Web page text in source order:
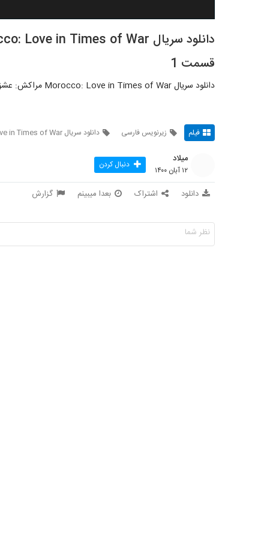
قسمت 1
دانلود سریال Morocco: Love in Times of War مراکش: عشق در دوران جنگ قسمت 1 زیرنویس فارسی
فیلم زیرنویس فارسی دانلود سریال Morocco Love in Times of War
میلاد
۱۲ آبان ۱۴۰۰ دنبال کردن
دانلود اشتراک بعدا میبینم گزارش